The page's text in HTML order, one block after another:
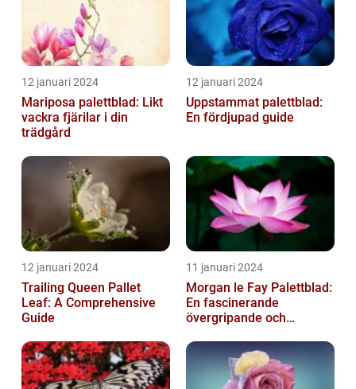
12 januari 2024
Mariposa palettblad: Likt
vackra fjärilar i din
trädgård
12 januari 2024
Uppstammat palettblad:
En fördjupad guide
12 januari 2024
Trailing Queen Pallet
Leaf: A Comprehensive
Guide
11 januari 2024
Morgan le Fay Palettblad:
En fascinerande
övergripande och